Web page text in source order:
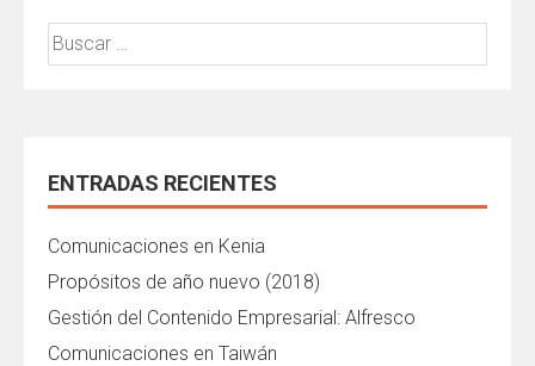
Buscar:
ENTRADAS RECIENTES
Comunicaciones en Kenia
Propósitos de año nuevo (2018)
Gestión del Contenido Empresarial: Alfresco
Comunicaciones en Taiwán